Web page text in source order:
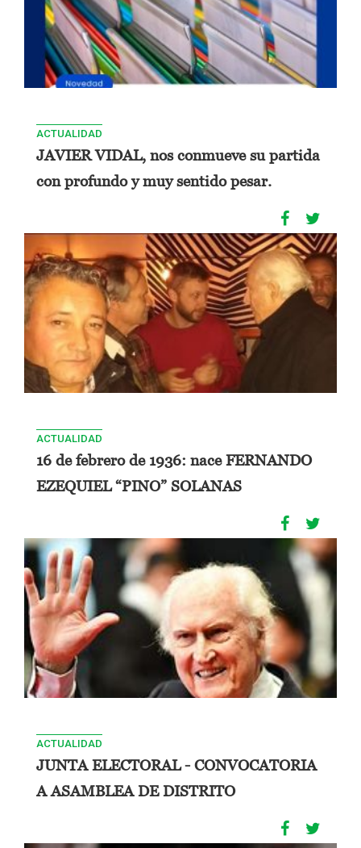
ACTUALIDAD
JAVIER VIDAL, nos conmueve su partida
con profundo y muy sentido pesar.
ACTUALIDAD
16 de febrero de 1936: nace FERNANDO
EZEQUIEL “PINO” SOLANAS
ACTUALIDAD
JUNTA ELECTORAL - CONVOCATORIA
A ASAMBLEA DE DISTRITO